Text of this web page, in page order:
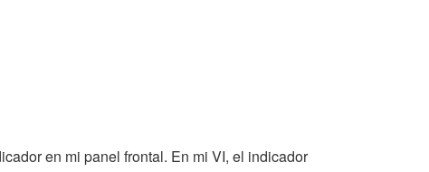
en mi panel frontal. En mi VI, el indicador